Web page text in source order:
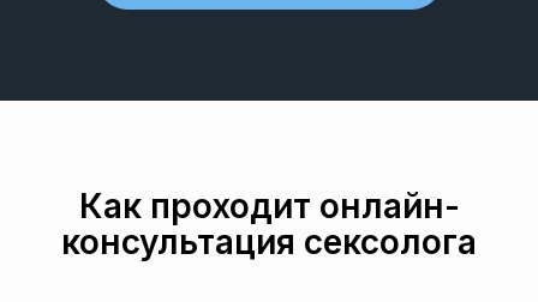
Как проходит онлайн-
консультация сексолога